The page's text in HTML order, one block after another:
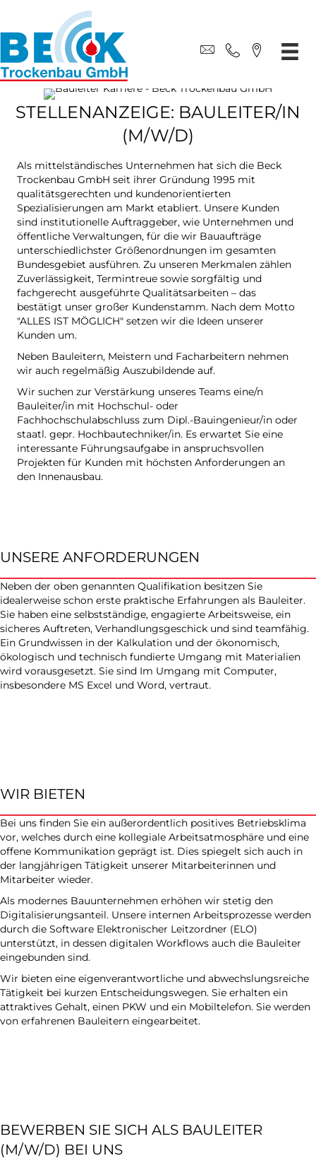
STELLENANZEIGE: BAULEITER/IN
(M/W/D)
Als mittelständisches Unternehmen hat sich die Beck
Trockenbau GmbH seit ihrer Gründung 1995 mit
qualitätsgerechten und kundenorientierten
Spezialisierungen am Markt etabliert. Unsere Kunden
sind institutionelle Auftraggeber, wie Unternehmen und
öffentliche Verwaltungen, für die wir Bauaufträge
unterschiedlichster Größenordnungen im gesamten
Bundesgebiet ausführen. Zu unseren Merkmalen zählen
Zuverlässigkeit, Termintreue sowie sorgfältig und
fachgerecht ausgeführte Qualitätsarbeiten – das
bestätigt unser großer Kundenstamm. Nach dem Motto
"ALLES IST MÖGLICH" setzen wir die Ideen unserer
Kunden um.
Neben Bauleitern, Meistern und Facharbeitern nehmen
wir auch regelmäßig Auszubildende auf.
Wir suchen zur Verstärkung unseres Teams eine/n
Bauleiter/in mit Hochschul- oder
Fachhochschulabschluss zum Dipl.-Bauingenieur/in oder
staatl. gepr. Hochbautechniker/in. Es erwartet Sie eine
interessante Führungsaufgabe in anspruchsvollen
Projekten für Kunden mit höchsten Anforderungen an
den Innenausbau.
UNSERE ANFORDERUNGEN
Neben der oben genannten Qualifikation besitzen Sie
idealerweise schon erste praktische Erfahrungen als Bauleiter.
Sie haben eine selbstständige, engagierte Arbeitsweise, ein
sicheres Auftreten, Verhandlungsgeschick und sind teamfähig.
Ein Grundwissen in der Kalkulation und der ökonomisch,
ökologisch und technisch fundierte Umgang mit Materialien
wird vorausgesetzt. Sie sind Im Umgang mit Computer,
insbesondere MS Excel und Word, vertraut.
WIR BIETEN
Bei uns finden Sie ein außerordentlich positives Betriebsklima
vor, welches durch eine kollegiale Arbeitsatmosphäre und eine
offene Kommunikation geprägt ist. Dies spiegelt sich auch in
der langjährigen Tätigkeit unserer Mitarbeiterinnen und
Mitarbeiter wieder.
Als modernes Bauunternehmen erhöhen wir stetig den
Digitalisierungsanteil. Unsere internen Arbeitsprozesse werden
durch die Software Elektronischer Leitzordner (ELO)
unterstützt, in dessen digitalen Workflows auch die Bauleiter
eingebunden sind.
Wir bieten eine eigenverantwortliche und abwechslungsreiche
Tätigkeit bei kurzen Entscheidungswegen. Sie erhalten ein
attraktives Gehalt, einen PKW und ein Mobiltelefon. Sie werden
von erfahrenen Bauleitern eingearbeitet.
BEWERBEN SIE SICH ALS BAULEITER
(M/W/D) BEI UNS